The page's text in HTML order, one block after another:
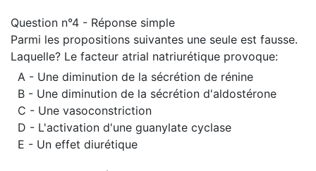
Question n°4 - Réponse simple
Parmi les propositions suivantes une seule est fausse.
Laquelle? Le facteur atrial natriurétique provoque:
A - Une diminution de la sécrétion de rénine
B - Une diminution de la sécrétion d'aldostérone
C - Une vasoconstriction
D - L'activation d'une guanylate cyclase
E - Un effet diurétique